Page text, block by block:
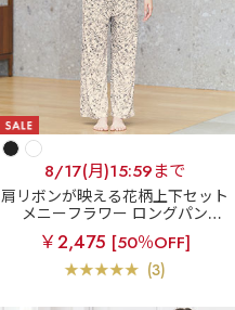
8/17(月)15:59まで
肩リボンが映える花柄上下セット
メニーフラワー ロングパンツ
上下セット
￥2,475 [50％OFF]
(3)